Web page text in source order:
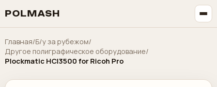
POLMASH
Главная/Б/у за рубежом/
Другое полиграфическое оборудование/
Plockmatic HCI3500 for Ricoh Pro